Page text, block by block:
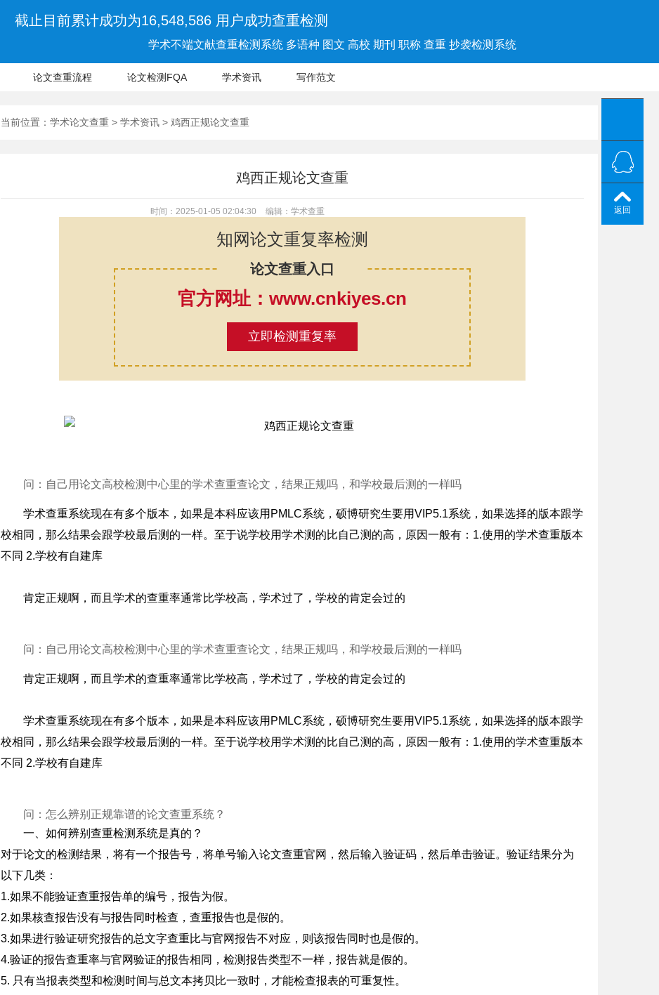
截止目前累计成功为16,548,586 用户成功查重检测
学术不端文献查重检测系统 多语种 图文 高校 期刊 职称 查重 抄袭检测系统
论文查重流程 论文检测FQA 学术资讯 写作范文
当前位置： 学术论文查重 > 学术资讯 > 鸡西正规论文查重
鸡西正规论文查重
时间：2025-01-05 02:04:30 编辑：学术查重
知网论文重复率检测
论文查重入口
官方网址：www.cnkiyes.cn
立即检测重复率
问：自己用论文高校检测中心里的学术查重查论文，结果正规吗，和学校最后测的一样吗
学术查重系统现在有多个版本，如果是本科应该用PMLC系统，硕博研究生要用VIP5.1系统，如果选择的版本跟学
校相同，那么结果会跟学校最后测的一样。至于说学校用学术测的比自己测的高，原因一般有：1.使用的学术查重版本
不同 2.学校有自建库
肯定正规啊，而且学术的查重率通常比学校高，学术过了，学校的肯定会过的
问：自己用论文高校检测中心里的学术查重查论文，结果正规吗，和学校最后测的一样吗
肯定正规啊，而且学术的查重率通常比学校高，学术过了，学校的肯定会过的
学术查重系统现在有多个版本，如果是本科应该用PMLC系统，硕博研究生要用VIP5.1系统，如果选择的版本跟学
校相同，那么结果会跟学校最后测的一样。至于说学校用学术测的比自己测的高，原因一般有：1.使用的学术查重版本
不同 2.学校有自建库
问：怎么辨别正规靠谱的论文查重系统？
一、如何辨别查重检测系统是真的？
对于论文的检测结果，将有一个报告号，将单号输入论文查重官网，然后输入验证码，然后单击验证。验证结果分为
以下几类：
1.如果不能验证查重报告单的编号，报告为假。
2.如果核查报告没有与报告同时检查，查重报告也是假的。
3.如果进行验证研究报告的总文字查重比与官网报告不对应，则该报告同时也是假的。
4.验证的报告查重率与官网验证的报告相同，检测报告类型不一样，报告就是假的。
5. 只有当报表类型和检测时间与总文本拷贝比一致时，才能检查报表的可重复性。
返回